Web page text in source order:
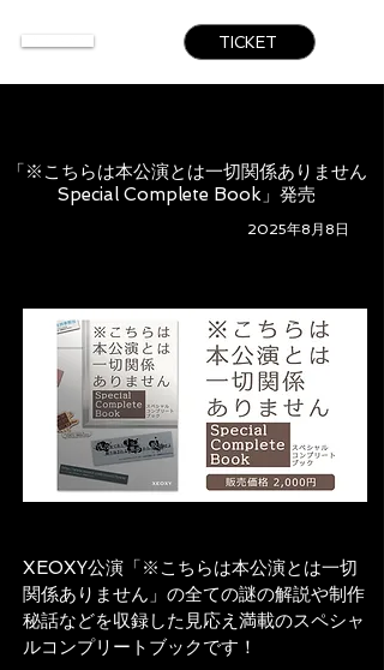
TICKET
「※こちらは本公演とは一切関係ありません
Special Complete Book」発売
2025年8月8日
XEOXY公演「※こちらは本公演とは一切
関係ありません」の全ての謎の解説や制作
秘話などを収録した見応え満載のスペシャ
ルコンプリートブックです！